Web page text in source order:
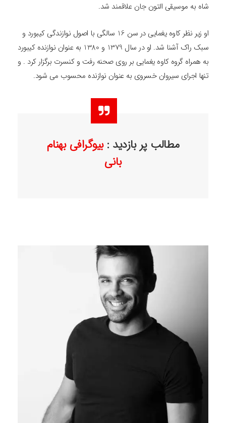
شاه به موسیقی التون جان علاقمند شد.
او زیر نظر کاوه یغمایی در سن 16 سالگی با اصول نوازندگی کیبورد و
سبک راک آشنا شد. او در سال 1379 و 1380 به عنوان نوازنده کیبورد
به همراه گروه کاوه یغمایی بر روی صحنه رفت و کنسرت برگزار کرد . و
تنها اجرای سیروان خسروی به عنوان نوازنده محسوب می شود.
مطالب پر بازدید :بیوگرافی بهنام
بانی